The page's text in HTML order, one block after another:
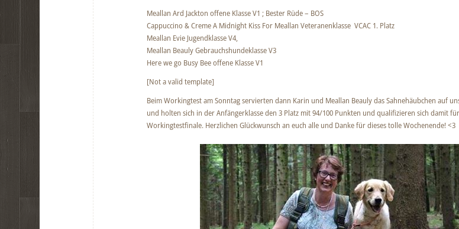
Meallan Ard Jackton offene Klasse V1 ; Bester Rüde – BOS
Cappuccino & Creme A Midnight Kiss For Meallan Veteranenklasse VCAC 1. Platz
Meallan Evie Jugendklasse V4,
Meallan Beauly Gebrauchshundeklasse V3
Here we go Busy Bee offene Klasse V1
[Not a valid template]
Beim Workingtest am Sonntag servierten dann Karin und Meallan Beauly das Sahnehäubchen auf
und holten sich in der Anfängerklasse den 3 Platz mit 94/100 Punkten und qualifizieren sich damit
Workingtestfinale. Herzlichen Glückwunsch an euch alle und Danke für dieses tolle Wochenende! <3